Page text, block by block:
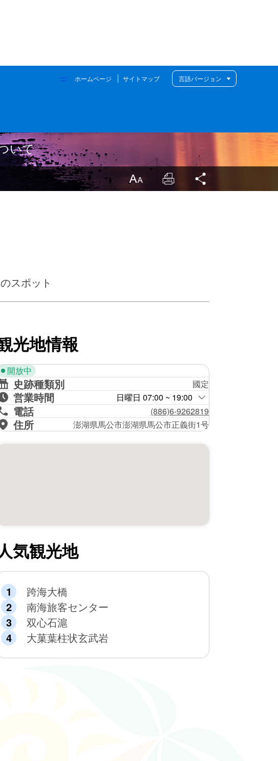
::: ホームページ サイトマップ 言語バージョン
いて
LargrType Print
スポット
光地情報
開放中
史跡種類別 國定
営業時間 日曜日 07:00 ~ 19:00
電話 (886)6-9262819
住所 澎湖県馬公市澎湖県馬公市正義街1号
気観光地
跨海大橋
南海旅客センター
双心石滬
大菓葉柱状玄武岩